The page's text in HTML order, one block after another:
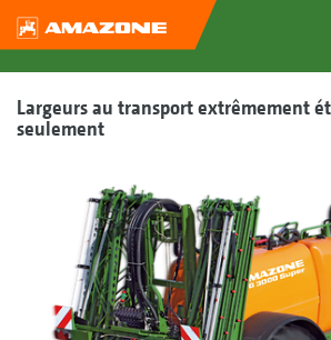
Largeurs au transport extrêmement
seulement